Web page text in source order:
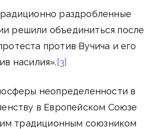
раздробленные
решили объединиться после
против Вучича и его
насилия». [3]
неопределенности в
в Европейском Союзе
традиционным союзником